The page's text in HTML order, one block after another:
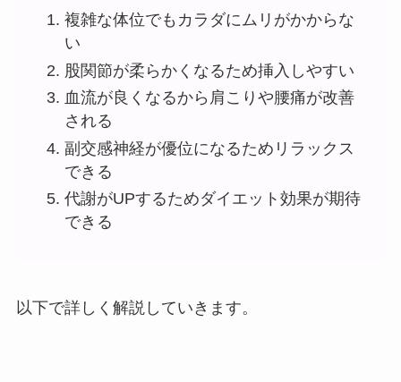
複雑な体位でもカラダにムリがかからな
い
股関節が柔らかくなるため挿入しやすい
血流が良くなるから肩こりや腰痛が改善
される
副交感神経が優位になるためリラックス
できる
代謝がUPするためダイエット効果が期待
できる
以下で詳しく解説していきます。